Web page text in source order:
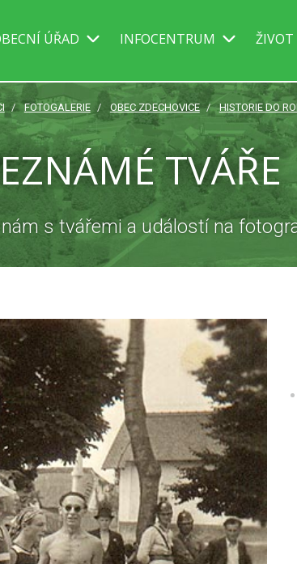
ÚŘAD INFOCENTRUM ŽIVOT
FOTOGALERIE OBEC ZDECHOVICE HISTORIE DO
TVÁŘE
s tvářemi a událostí na